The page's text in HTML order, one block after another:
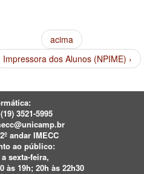
acima
Impressora dos Alunos (NPIME) ›
(19) 3521-5995
andar IMECC
ao público:
sexta-feira,
às 19h; 20h às 22h30